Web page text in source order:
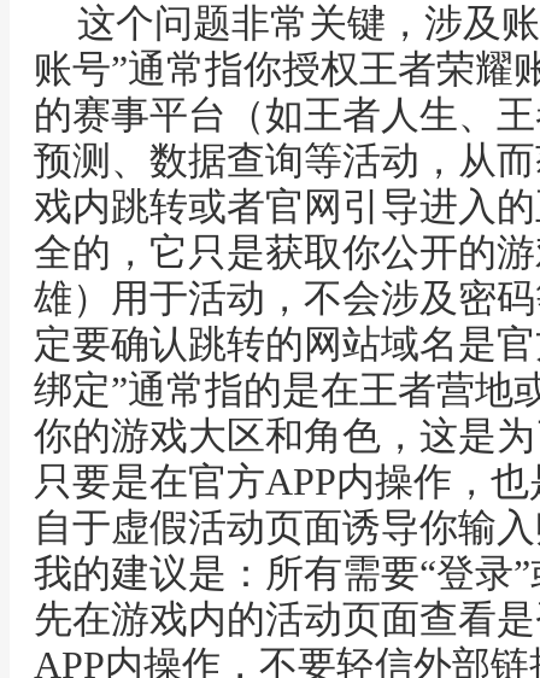
这个问题非常关键，涉及
账号”通常指你授权王者荣耀
的赛事平台（如王者人生、
预测、数据查询等活动，从
戏内跳转或者官网引导进入
全的，它只是获取你公开的
雄）用于活动，不会涉及密
定要确认跳转的网站域名是
绑定”通常指的是在王者营地
你的游戏大区和角色，这是
只要是在官方APP内操作，
自于虚假活动页面诱导你输
我的建议是：所有需要“登录
先在游戏内的活动页面查看
APP内操作，不要轻信外部链